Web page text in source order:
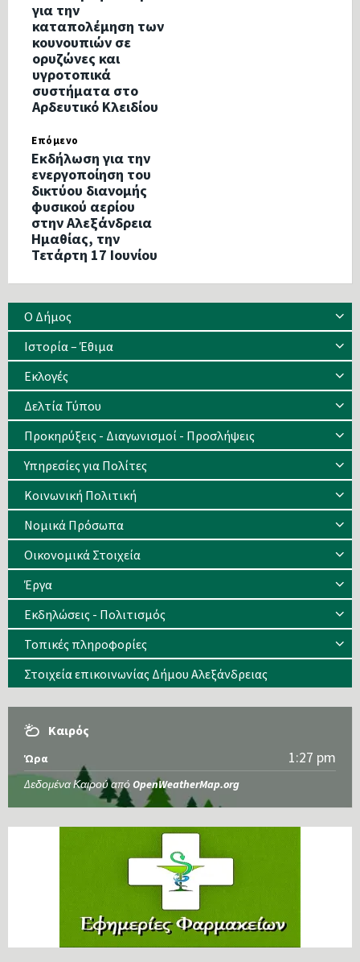
για την
καταπολέμηση των
κουνουπιών σε
ορυζώνες και
υγροτοπικά
συστήματα στο
Αρδευτικό Κλειδίου
Επόμενο
Εκδήλωση για την
ενεργοποίηση του
δικτύου διανομής
φυσικού αερίου
στην Αλεξάνδρεια
Ημαθίας, την
Τετάρτη 17 Ιουνίου
Ο Δήμος
Ιστορία – Έθιμα
Eκλογές
Δελτία Τύπου
Προκηρύξεις - Διαγωνισμοί - Προσλήψεις
Υπηρεσίες για Πολίτες
Κοινωνική Πολιτική
Νομικά Πρόσωπα
Οικονομικά Στοιχεία
Έργα
Εκδηλώσεις - Πολιτισμός
Τοπικές πληροφορίες
Στοιχεία επικοινωνίας Δήμου Αλεξάνδρειας
Καιρός
Ώρα 1:27 pm
Δεδομένα Καιρού από OpenWeatherMap.org